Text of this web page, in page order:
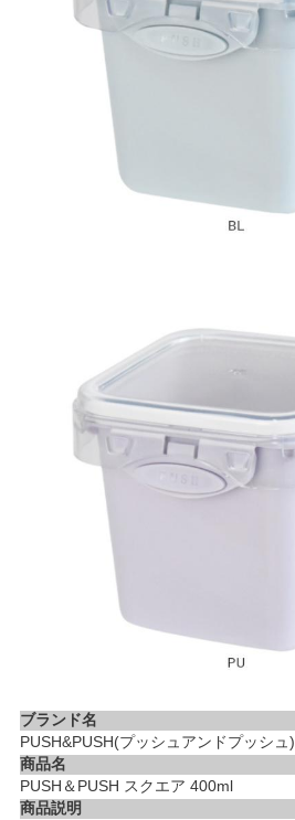
ブランド名
PUSH&PUSH(プッシュアンドプッシュ)
商品名
PUSH＆PUSH スクエア 400ml
商品説明